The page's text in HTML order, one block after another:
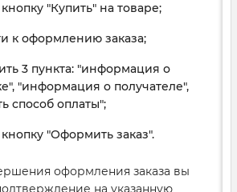
"Купить" на товаре;
к оформлению заказа;
3 пункта: "информация о
"информация о получателе",
способ оплаты";
"Оформить заказ".
оформления заказа вы
на указанную